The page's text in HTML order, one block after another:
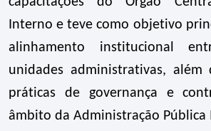
Interno e teve como objetivo
alinhamento institucional
unidades administrativas, além
práticas de governança e
âmbito da Administração Pública